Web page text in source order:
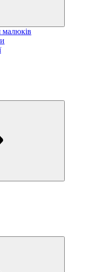
малюків